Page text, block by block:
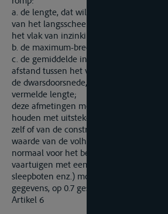
a. de lengte, dat wil zeggen de afstand
van het langsscheepse middenvlak met
het vlak van inzinking begrenst;
b. de maximum-breedte in het vlak van
c. de gemiddelde inzinking, dat wil
afstand tussen het vlak van inzinking en
de dwarsdoorsnede, gelegen op het
vermelde lengte;
deze afmetingen moeten worden
houden met uitstekende delen van de
zelf of van de constructietekeningen,
waarde van de volheidscoëfficiënt
normaal voor het betreffende type
vaartuigen met een scherpe vorm
sleepboten enz.) moet deze waarde, bij
gegevens, op 0.7 gesteld worden.
Artikel 6